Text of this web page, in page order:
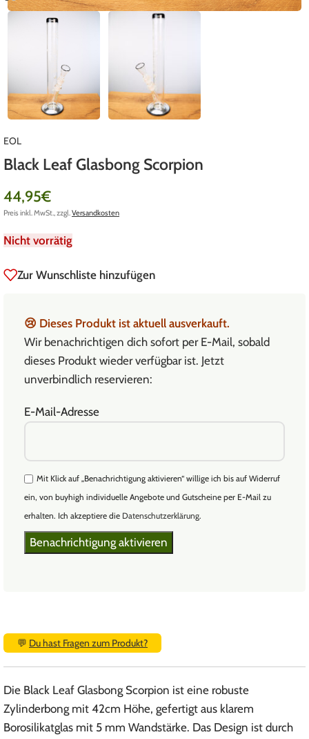
EOL
Black Leaf Glasbong Scorpion
44,95€
Preis inkl. MwSt., zzgl.Versandkosten
Nicht vorrätig
Zur Wunschliste hinzufügen
😢 Dieses Produkt ist aktuell ausverkauft.
Wir benachrichtigen dich sofort per E-Mail, sobald
dieses Produkt wieder verfügbar ist. Jetzt
unverbindlich reservieren:
E-Mail-Adresse
Mit Klick auf „Benachrichtigung aktivieren“ willige ich bis auf Widerruf
ein, von buyhigh individuelle Angebote und Gutscheine per E-Mail zu
erhalten. Ich akzeptiere die Datenschutzerklärung.
💬 Du hast Fragen zum Produkt?
Die Black Leaf Glasbong Scorpion ist eine robuste
Zylinderbong mit 42cm Höhe, gefertigt aus klarem
Borosilikatglas mit 5 mm Wandstärke. Das Design ist durch